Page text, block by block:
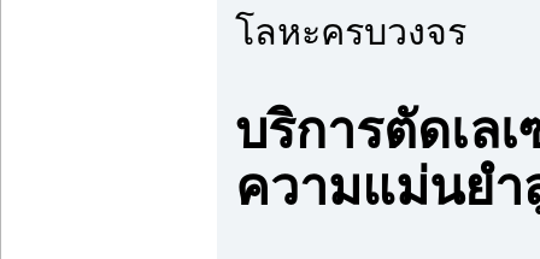
โลหะครบวงจร
บริการตัดเล
ความแม่นยำ